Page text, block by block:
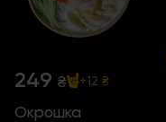
249 ₴ +12 ₴
Окрошка